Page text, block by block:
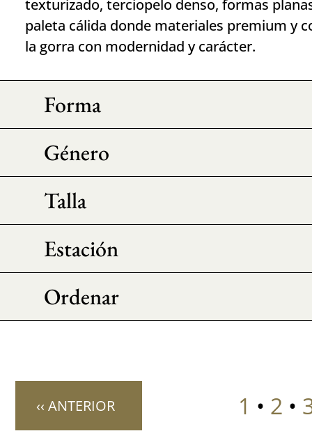
texturizado, terciopelo denso, formas
paleta cálida donde materiales premium y
la gorra con modernidad y carácter.
Forma
Género
Talla
Estación
Ordenar
‹‹ ANTERIOR 1 • 2 •